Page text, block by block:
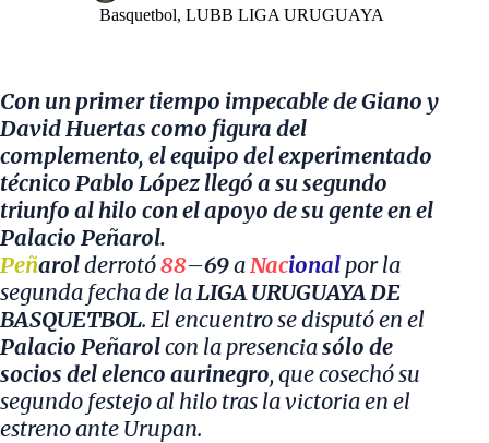
Basquetbol,LUBB LIGA URUGUAYA
Con un primer tiempo impecable de Giano y
David Huertas como figura del
complemento, el equipo del experimentado
técnico Pablo López llegó a su segundo
triunfo al hilo con el apoyo de su gente en el
Palacio Peñarol.
Peñarolderrotó88–69aNacional por la
segunda fecha de laLIGA URUGUAYA DE
BASQUETBOL. El encuentro se disputó en el
Palacio Peñarolcon la presenciasólo de
socios del elenco aurinegro, que cosechó su
segundo festejo al hilo tras la victoria en el
estreno ante Urupan.